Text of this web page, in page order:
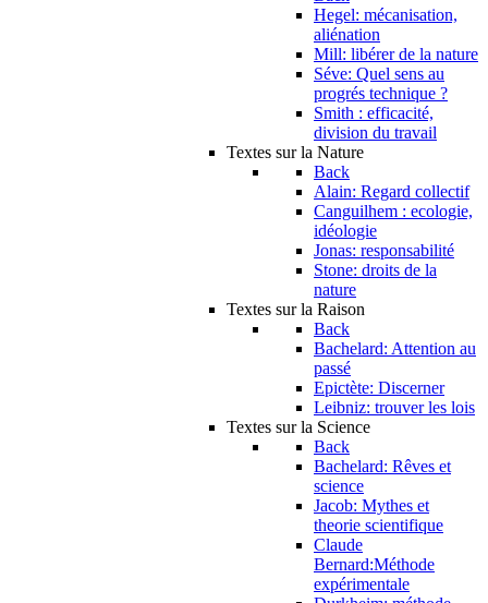
Hegel: mécanisation,
aliénation
Mill: libérer de la nature
Séve: Quel sens au
progrés technique ?
Smith : efficacité,
division du travail
Textes sur la Nature
Back
Alain: Regard collectif
Canguilhem : ecologie,
idéologie
Jonas: responsabilité
Stone: droits de la
nature
Textes sur la Raison
Back
Bachelard: Attention au
passé
Epictète: Discerner
Leibniz: trouver les lois
Textes sur la Science
Back
Bachelard: Rêves et
science
Jacob: Mythes et
theorie scientifique
Claude
Bernard:Méthode
expérimentale